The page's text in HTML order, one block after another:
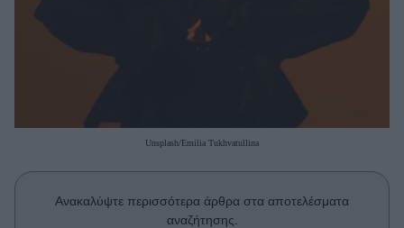
Parenting
Working Girl
Real Women
Πρόσωπα
Who
True Stories
Unsplash/Emilia Tukhvatullina
Ανακαλύψτε περισσότερα άρθρα στα αποτελέσματα
αναζήτησης.